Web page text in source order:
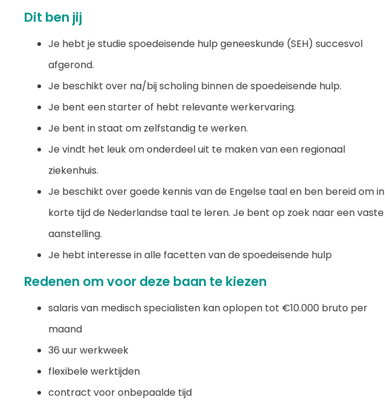
Dit ben jij
Je hebt je studie spoedeisende hulp geneeskunde (SEH) succesvol
afgerond.
Je beschikt over na/bij scholing binnen de spoedeisende hulp.
Je bent een starter of hebt relevante werkervaring.
Je bent in staat om zelfstandig te werken.
Je vindt het leuk om onderdeel uit te maken van een regionaal
ziekenhuis.
Je beschikt over goede kennis van de Engelse taal en ben bereid om in
korte tijd de Nederlandse taal te leren. Je bent op zoek naar een vaste
aanstelling.
Je hebt interesse in alle facetten van de spoedeisende hulp
Redenen om voor deze baan te kiezen
salaris van medisch specialisten kan oplopen tot €10.000 bruto per
maand
36 uur werkweek
flexibele werktijden
contract voor onbepaalde tijd